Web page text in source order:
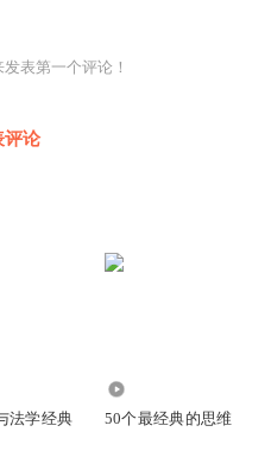
表第一个评论！
评论
法学经典
50个最经典的思维